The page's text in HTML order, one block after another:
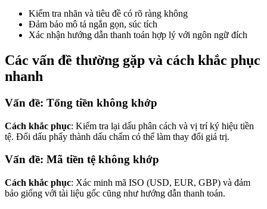
Kiểm tra nhãn và tiêu đề có rõ ràng không
Đảm bảo mô tả ngắn gọn, súc tích
Xác nhận hướng dẫn thanh toán hợp lý với ngôn ngữ đích
Các vấn đề thường gặp và cách khắc phục
nhanh
Vấn đề: Tổng tiền không khớp
Cách khắc phục: Kiểm tra lại dấu phân cách và vị trí ký hiệu tiền
tệ. Đổi dấu phẩy thành dấu chấm có thể làm thay đổi giá trị.
Vấn đề: Mã tiền tệ không khớp
Cách khắc phục: Xác minh mã ISO (USD, EUR, GBP) và đảm
bảo giống với tài liệu gốc cũng như hướng dẫn thanh toán.